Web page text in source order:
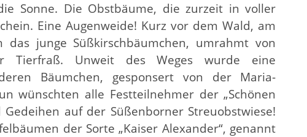
Sonne. Die Obstbäume, die zurzeit in voller
Eine Augenweide! Kurz vor dem Wald, am
junge Süßkirschbäumchen, umrahmt von
Tierfraß. Unweit des Weges wurde eine
Bäumchen, gesponsert von der Maria-
wünschten alle Festteilnehmer der „Schönen
auf der Süßenborner Streuobstwiese!
der Sorte „Kaiser Alexander“, genannt